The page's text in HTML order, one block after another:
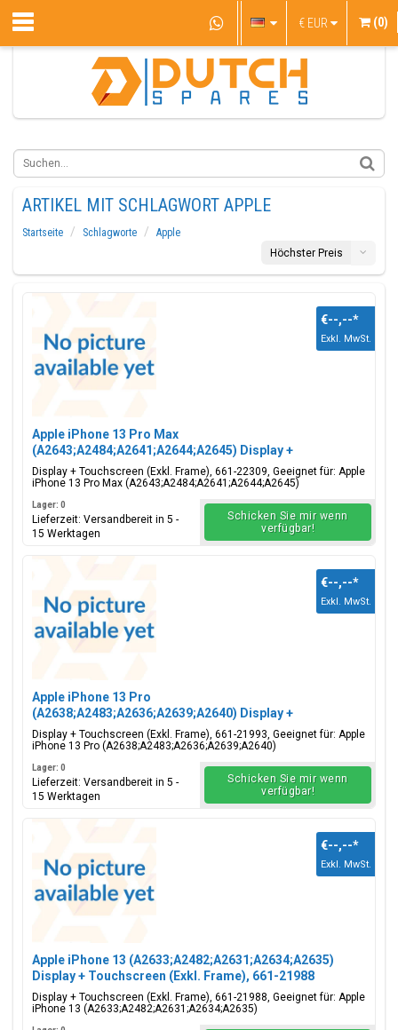
€ EUR (0)
ARTIKEL MIT SCHLAGWORT APPLE
Startseite Schlagworte
Apple
Höchster Preis
Apple iPhone 13 Pro Max
(A2643;A2484;A2641;A2644;A2645) Display +
Touchscreen (Exkl. Frame), 661-22309
Display + Touchscreen (Exkl. Frame), 661-22309, Geeignet für: Apple
iPhone 13 Pro Max (A2643;A2484;A2641;A2644;A2645)
€--,--*
Exkl. MwSt.
Lager: 0
Lieferzeit: Versandbereit in 5 -
15 Werktagen
Schicken Sie mir wenn
verfügbar!
Apple iPhone 13 Pro
(A2638;A2483;A2636;A2639;A2640) Display +
Touchscreen (Exkl. Frame), 661-21993
Display + Touchscreen (Exkl. Frame), 661-21993, Geeignet für: Apple
iPhone 13 Pro (A2638;A2483;A2636;A2639;A2640)
€--,--*
Exkl. MwSt.
Lager: 0
Lieferzeit: Versandbereit in 5 -
15 Werktagen
Schicken Sie mir wenn
verfügbar!
Apple iPhone 13 (A2633;A2482;A2631;A2634;A2635)
Display + Touchscreen (Exkl. Frame), 661-21988
Display + Touchscreen (Exkl. Frame), 661-21988, Geeignet für: Apple
iPhone 13 (A2633;A2482;A2631;A2634;A2635)
€--,--*
Exkl. MwSt.